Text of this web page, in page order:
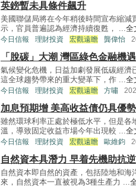
英鎊暫未具條件飆升
美國聯儲局將在今年稍後時間宣布縮
示，官員普遍認為經濟持續復甦， ...全
今日信報 理財投資 宏觀遠瞻 龔偉怡
「脫碳」大潮 灣區綠色金融機
氣候變化危機，日益加劇發展低碳經
這全球趨勢帶來的重大變革下，作 ...全
今日信報 理財投資 宏觀遠瞻 方嘯
加息預期增 美高收益債仍具優勢
雖然環球利率正處於極低水平，但是
溫，導致固定收益市場今年出現較 ...全
今日信報 理財投資 宏觀遠瞻 歐維鈞
自然資本具潛力 早着先機助抗逆
自然資本即自然的資產，包括陸地和
來，自然資本一直被視為3種生產力 ...